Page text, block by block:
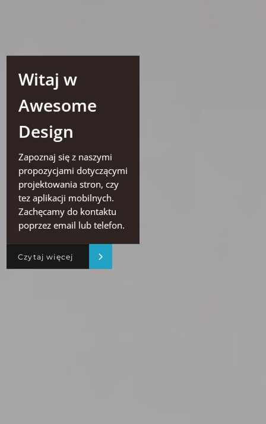
Witaj w
Awesome
Design
Zapoznaj się z naszymi
propozycjami dotyczącymi
projektowania stron, czy
tez aplikacji mobilnych.
Zachęcamy do kontaktu
poprzez email lub telefon.
Czytaj więcej